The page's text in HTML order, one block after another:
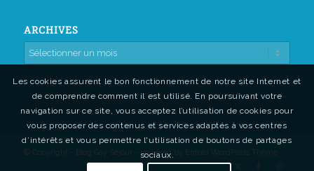
ARCHIVES
© Copyright - Blog Gay Sejour - powered by Enfold WordPress Theme
Les cookies assurent le bon fonctionnement de notre site Internet et
de comprendre comment il est utilisé. En poursuivant votre
navigation sur ce site, vous acceptez l’utilisation de cookies pour
vous proposer des contenus et services adaptés à vos centres
d’intérêts et vous permettre l'utilisation de boutons de partages
sociaux.